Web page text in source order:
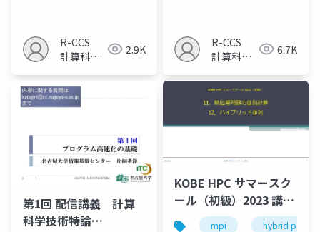
R-CCS
計算科学
室
2.9K
R-CCS
計算科学
室
6.7K
第1回 配信講義 計算
科学技術特論
KOBE HPC サマースク
ール（初級）2023 講義
12
mpi hybrid